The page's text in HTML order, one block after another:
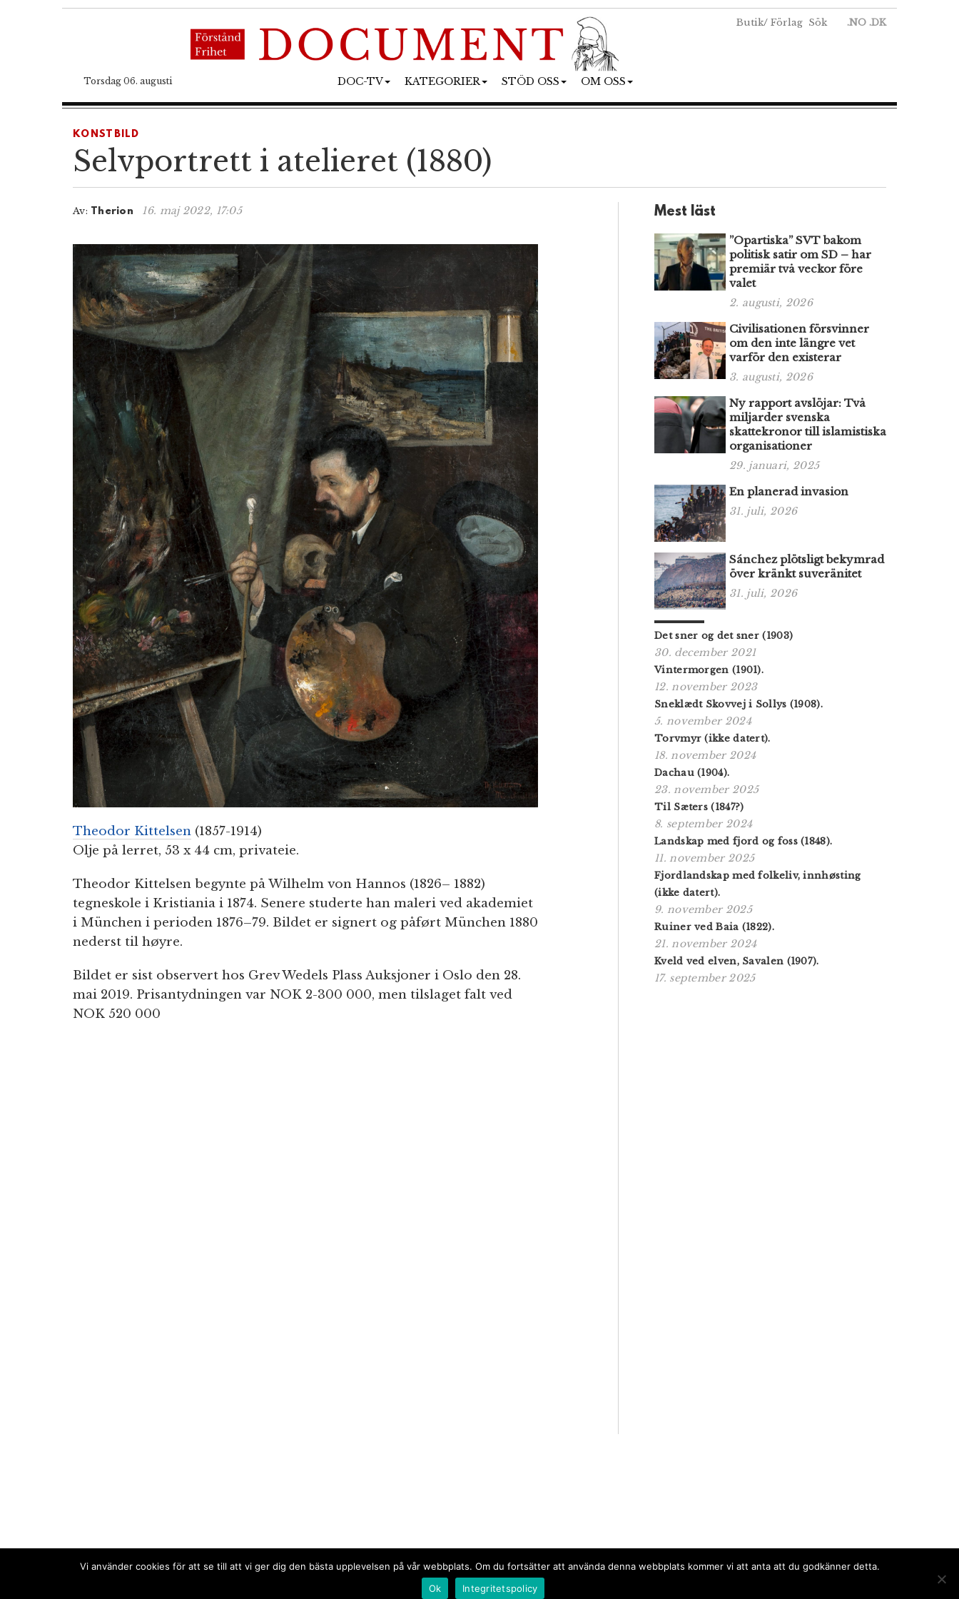
Butik/ Förlag Sök .NO .DK
Torsdag 06. augusti DOC-TV KATEGORIER STÖD OSS OM OSS
KONSTBILD
Selvportrett i atelieret (1880)
Av: Therion 16. maj 2022, 17:05
Theodor Kittelsen (1857-1914)
Olje på lerret, 53 x 44 cm, privateie.
Theodor Kittelsen begynte på Wilhelm von Hannos (1826– 1882)
tegneskole i Kristiania i 1874. Senere studerte han maleri ved akademiet
i München i perioden 1876–79. Bildet er signert og påført München 1880
nederst til høyre.
Bildet er sist observert hos Grev Wedels Plass Auksjoner i Oslo den 28.
mai 2019. Prisantydningen var NOK 2-300 000, men tilslaget falt ved
NOK 520 000
Mest läst
”Opartiska” SVT bakom
politisk satir om SD – har
premiär två veckor före
valet
2. augusti, 2026
Civilisationen försvinner
om den inte längre vet
varför den existerar
3. augusti, 2026
Ny rapport avslöjar: Två
miljarder svenska
skattekronor till islamistiska
organisationer
29. januari, 2025
En planerad invasion
31. juli, 2026
Sánchez plötsligt bekymrad
över kränkt suveränitet
31. juli, 2026
Det sner og det sner (1903)
30. december 2021
Vintermorgen (1901).
12. november 2023
Sneklædt Skovvej i Sollys (1908).
5. november 2024
Torvmyr (ikke datert).
18. november 2024
Dachau (1904).
23. november 2025
Til Sæters (1847?)
8. september 2024
Landskap med fjord og foss (1848).
11. november 2025
Fjordlandskap med folkeliv, innhøsting
(ikke datert).
9. november 2025
Ruiner ved Baia (1822).
21. november 2024
Kveld ved elven, Savalen (1907).
17. september 2025
Vi använder cookies för att se till att vi ger dig den bästa upplevelsen på vår webbplats. Om du fortsätter att använda denna webbplats kommer vi att anta att du godkänner detta.
Ok
Integritetspolicy